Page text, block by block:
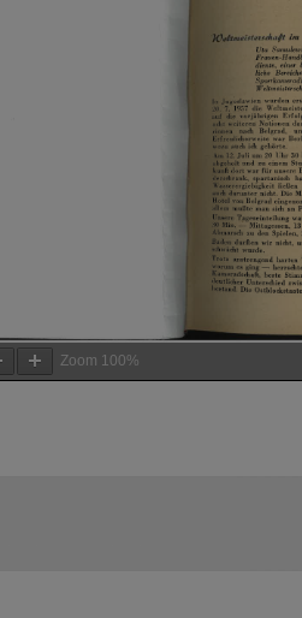
Zoom 100%